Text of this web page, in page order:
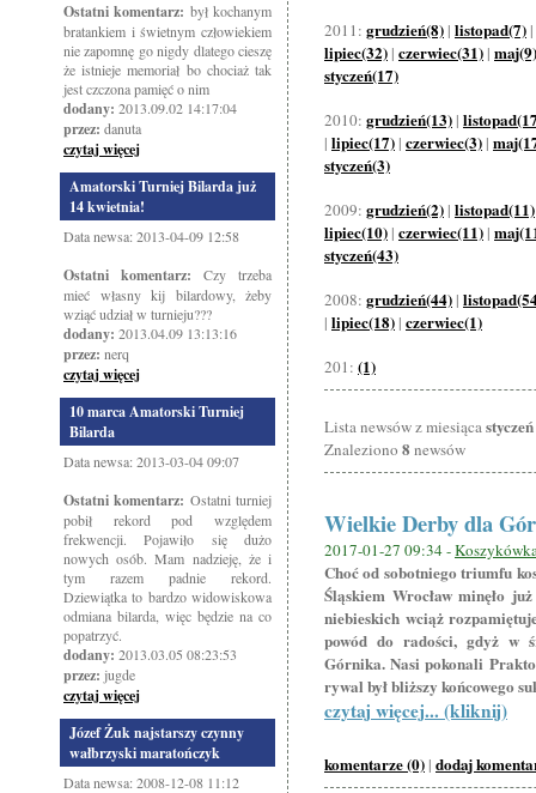
Ostatni komentarz: był kochanym
bratankiem i świetnym człowiekiem
nie zapomnę go nigdy dlatego cieszę
że istnieje memoriał bo chociaż tak
jest czczona pamięć o nim
dodany: 2013.09.02 14:17:04
przez: danuta
czytaj więcej
Amatorski Turniej Bilarda już
14 kwietnia!
Data newsa: 2013-04-09 12:58
Ostatni komentarz: Czy trzeba
mieć własny kij bilardowy, żeby
wziąć udział w turnieju???
dodany: 2013.04.09 13:13:16
przez: nerq
czytaj więcej
10 marca Amatorski Turniej
Bilarda
Data newsa: 2013-03-04 09:07
Ostatni komentarz: Ostatni turniej
pobił rekord pod względem
frekwencji. Pojawiło się dużo
nowych osób. Mam nadzieję, że i
tym razem padnie rekord.
Dziewiątka to bardzo widowiskowa
odmiana bilarda, więc będzie na co
popatrzyć.
dodany: 2013.03.05 08:23:53
przez: jugde
czytaj więcej
Józef Żuk najstarszy czynny
wałbrzyski maratończyk
Data newsa: 2008-12-08 11:12
2011: grudzień(8) | listopad(7) |
lipiec(32) | czerwiec(31) | maj(9)
styczeń(17)
2010: grudzień(13) |
| lipiec(17) | czerwiec(3) |
styczeń(3)
2009: grudzień(2) | listopad(11)
lipiec(10) | czerwiec(11) |
styczeń(43)
2008: grudzień(44) |
| lipiec(18) | czerwiec(1)
201: (1)
Lista newsów z miesiąca
Znaleziono 8 newsów
Wielkie Derby dla
2017-01-27 09:34 -
Choć od sobotniego triumfu
Śląskiem Wrocław minęło
niebieskich wciąż
powód do radości, gdyż w
Górnika. Nasi pokonali
rywal był bliższy końcowego
czytaj więcej... (kliknij)
komentarze (0) | dodaj